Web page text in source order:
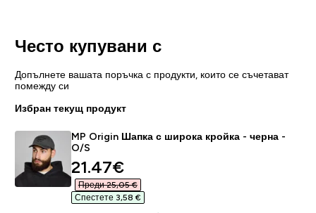
Често купувани с
Допълнете вашата поръчка с продукти, които се съчетават
помежду си
Избран текущ продукт
MP Origin Шапка с широка кройка - черна -
O/S
discounted price
21.47€‎
Преди 25,05 €‎
Спестете 3,58 €‎